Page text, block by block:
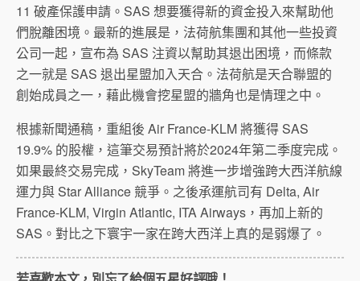
11 破產保護申請。SAS 想要獲得新的資金投入來幫助他
們脫離困境。最新的進展是，法荷航集團和其他一些投資
公司一起，宣布為 SAS 注資以幫助其退出困境，而條款
之一就是 SAS 退出星盟加入天合。法荷航是天合聯盟的
創始成員之一，藉此機會挖星盟的牆角也是情理之中。
根據新聞通稿，重組後 Air France-KLM 將獲得 SAS
19.9% 的股權，這筆交易預計將於2024年第二季度完成。
如果最終交易完成，SkyTeam 將進一步增強跨大西洋航線
運力與 Star Alliance 競爭。之後承運航司有 Delta, Air
France-KLM, Virgin Atlantic, ITA Airways，再加上新的
SAS。對比之下寰宇一家在跨大西洋上真的是弱爆了。